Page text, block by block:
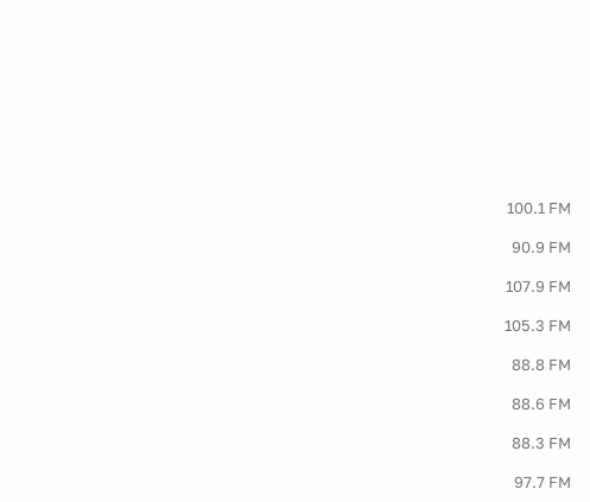
100.1 FM
90.9 FM
107.9 FM
105.3 FM
88.8 FM
88.6 FM
88.3 FM
97.7 FM